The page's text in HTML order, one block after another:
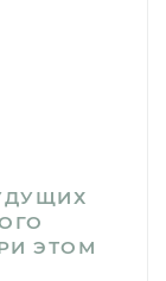
ЭТОМ